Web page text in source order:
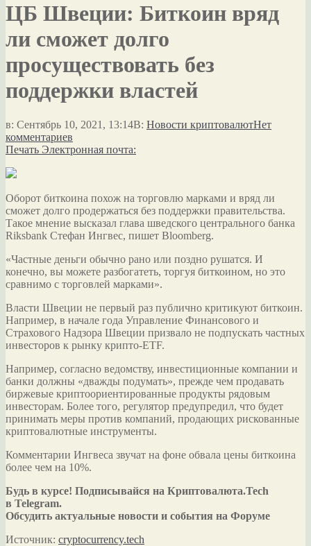
ЦБ Швеции: Биткоин вряд
ли сможет долго
просуществовать без
поддержки властей
в: Сентябрь 10, 2021, 13:14В: Новости криптовалютНет
комментариев
Печать Электронная почта:
Оборот биткоина похож на торговлю марками и вряд ли
сможет долго продержаться без поддержки правительства.
Такое мнение высказал глава шведского центрального банка
Riksbank Стефан Ингвес, пишет Bloomberg.
«Частные деньги обычно рано или поздно рушатся. И
конечно, вы можете разбогатеть, торгуя биткоином, но это
сравнимо с торговлей марками».
Власти Швеции не первый раз публично критикуют биткоин.
Например, в начале года Управление Финансового и
Страхового Надзора Швеции призвало не подпускать частных
инвесторов к рынку крипто-ETF.
Например, согласно ведомству, инвестиционные компании и
банки должны «дважды подумать», прежде чем продавать
биржевые криптоориентированные продукты рядовым
инвесторам. Более того, регулятор предупредил, что будет
принимать меры против компаний, продающих рискованные
криптовалютные инструменты.
Комментарии Ингвеса звучат на фоне обвала цены биткоина
более чем на 10%.
Будь в курсе! Подписывайся на Криптовалюта.Tech
в Telegram.
Обсудить актуальные новости и события на Форуме
Источник: cryptocurrency.tech